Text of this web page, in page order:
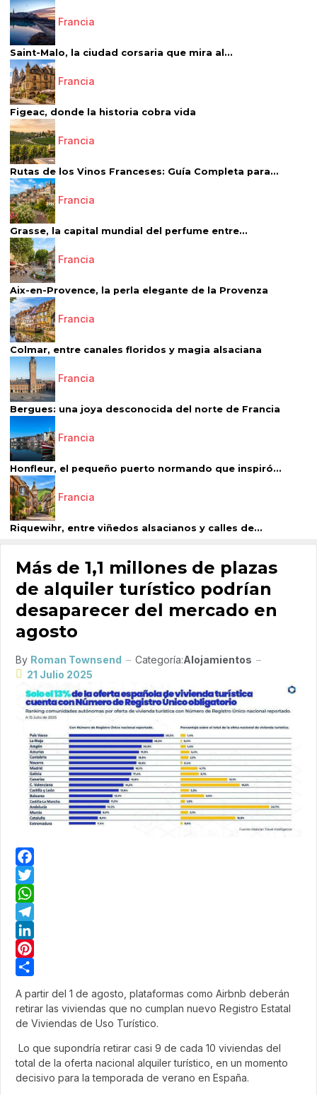
Francia
Saint-Malo, la ciudad corsaria que mira al...
Francia
Figeac, donde la historia cobra vida
Francia
Rutas de los Vinos Franceses: Guía Completa para...
Francia
Grasse, la capital mundial del perfume entre...
Francia
Aix-en-Provence, la perla elegante de la Provenza
Francia
Colmar, entre canales floridos y magia alsaciana
Francia
Bergues: una joya desconocida del norte de Francia
Francia
Honfleur, el pequeño puerto normando que inspiró...
Francia
Riquewihr, entre viñedos alsacianos y calles de...
Más de 1,1 millones de plazas
de alquiler turístico podrían
desaparecer del mercado en
agosto
By Roman Townsend Categoría:Alojamientos
21 Julio 2025
Facebook
Twitter
WhatsApp
Telegram
LinkedIn
Pinterest
A partir del 1 de agosto, plataformas como Airbnb deberán
retirar las viviendas que no cumplan nuevo Registro Estatal
de Viviendas de Uso Turístico.
Lo que supondría retirar casi 9 de cada 10 viviendas del
total de la oferta nacional alquiler turístico, en un momento
decisivo para la temporada de verano en España.